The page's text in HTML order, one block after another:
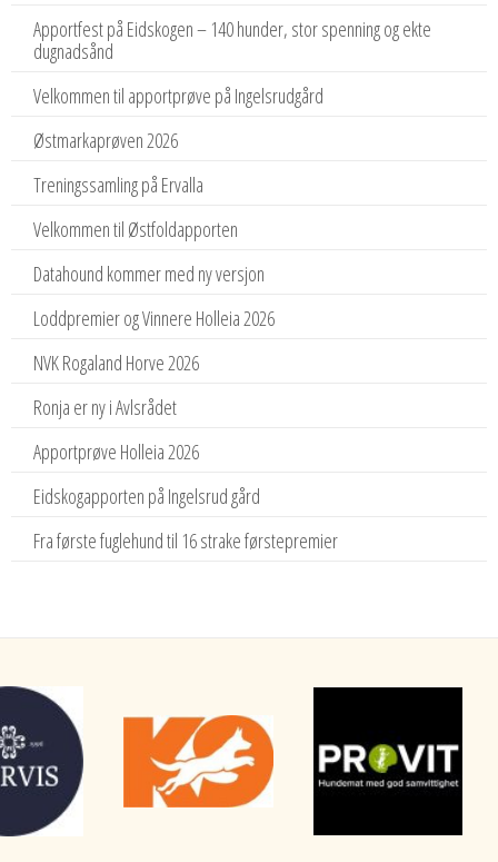
Apportfest på Eidskogen – 140 hunder, stor spenning og ekte
dugnadsånd
Velkommen til apportprøve på Ingelsrudgård
Østmarkaprøven 2026
Treningssamling på Ervalla
Velkommen til Østfoldapporten
Datahound kommer med ny versjon
Loddpremier og Vinnere Holleia 2026
NVK Rogaland Horve 2026
Ronja er ny i Avlsrådet
Apportprøve Holleia 2026
Eidskogapporten på Ingelsrud gård
Fra første fuglehund til 16 strake førstepremier